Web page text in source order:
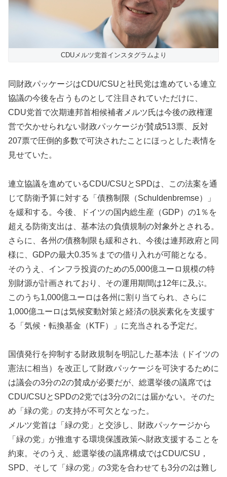
CDUメルツ党首インスタグラムより
同財政パッケージはCDU/CSUと社民党は進めている連立
協議の今後を占うものとして注目されていただけに、
CDU党首で次期連邦首相候補者メルツ氏は今後の政権運
営で欠かせられない財政パッケージが賛成513票、反対
207票で圧倒的多数で可決されたことにほっとした表情を
見せていた。
連立協議を進めているCDU/CSUとSPDは、この法案を通
じて防衛予算に対する「債務制限（Schuldenbremse）」
を緩和する。今後、ドイツの国内総生産（GDP）の1％を
超える防衛支出は、基本法の負債規制の対象外とされる。
さらに、各州の債務制限も緩和され、今後は連邦政府と同
様に、GDPの最大0.35％までの借り入れが可能となる。
そのうえ、インフラ投資のための5,000億ユーロ規模の特
別財源が計画されており、その運用期間は12年に及ぶ。
このうち1,000億ユーロは各州に割り当てられ、さらに
1,000億ユーロは気候変動対策と経済の脱炭素化を支援す
る「気候・転換基金（KTF）」に充当される予定だ。
国債発行を抑制する財政規制を明記した基本法（ドイツの
憲法に相当）を改正して財政パッケージを可決するために
は議会の3分の2の賛成が必要だが、総選挙後の議席では
CDU/CSUとSPDの2党では3分の2には届かない。そのた
め「緑の党」の支持が不可欠となった。
メルツ党首は「緑の党」と交渉し、財政パッケージから
「緑の党」が推進する環境保護政策へ財政支援することを
約束。そのうえ、総選挙後の議席構成ではCDU/CSU，
SPD、そして「緑の党」の3党を合わせても3分の2は難し